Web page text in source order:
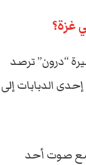
غزة؟
“درون” ترصد
الدبابات إلى
صوت أحد